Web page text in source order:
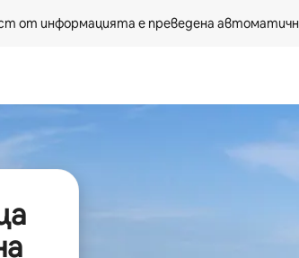
от информацията е преведена